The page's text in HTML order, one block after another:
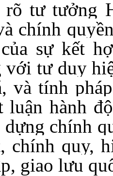
rõ tư tưởng
chính
sự kết
với tư duy
và tính
luận hành
chính
chính quy,
giao lưu